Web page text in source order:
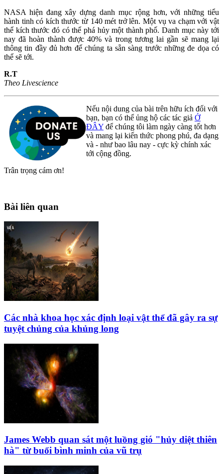
NASA hiện đang xây dựng danh mục rộng hơn, với những tiểu
hành tinh có kích thước từ 140 mét trở lên. Một vụ va chạm với vật
thể kích thước đó có thể phá hủy một thành phố. Danh mục này tới
nay đã hoàn thành được 40% và trong tương lai gần sẽ mang lại
thông tin đầy đủ hơn để chúng ta sẵn sàng trước những đe dọa có
thể sẽ tới.
R.T
Theo Livescience
Nếu nội dung của bài trên hữu ích đối với
bạn, bạn có thể ủng hộ các tác giả Ở
ĐÂY để chúng tôi làm ngày càng tốt hơn
và mang lại kiến thức phong phú, đa dạng
và - như bao lâu nay - cực kỳ chính xác
tới cộng đồng.
Trân trọng cám ơn!
Bài liên quan
Các nhà khoa học xác định loại vật thể đã gây ra sự
tuyệt chủng của khủng long
James Webb quan sát một luồng gió "hủy diệt thiên
hà" từ buổi bình minh của vũ trụ